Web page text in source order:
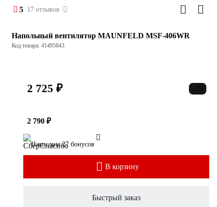
5 17 отзывов
Напольный вентилятор MAUNFELD MSF-406WR
Код товара: 41495843
2 725 ₽
2 790 ₽
Начислим 27 бонусов
В корзину
Быстрый заказ